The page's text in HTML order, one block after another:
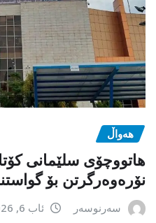
هەواڵ
هاتووچۆی سلێمانی
نۆرەوەرگرتن بۆ
سەرنوسەر ئاب 6, 2026